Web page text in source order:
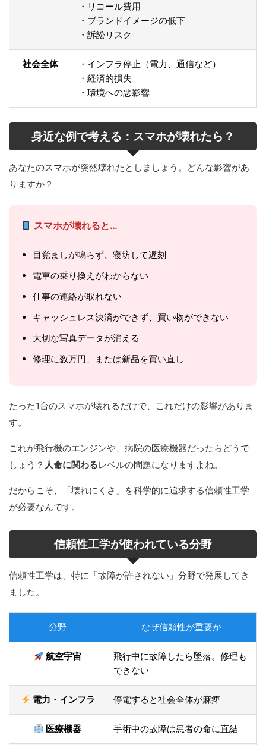
・リコール費用
・ブランドイメージの低下
・訴訟リスク
社会全体
・インフラ停止（電力、通信など）
・経済的損失
・環境への悪影響
身近な例で考える：スマホが壊れたら？
あなたのスマホが突然壊れたとしましょう。どんな影響があ
りますか？
スマホが壊れると…
目覚ましが鳴らず、寝坊して遅刻
電車の乗り換えがわからない
仕事の連絡が取れない
キャッシュレス決済ができず、買い物ができない
大切な写真データが消える
修理に数万円、または新品を買い直し
たった1台のスマホが壊れるだけで、これだけの影響がありま
す。
これが飛行機のエンジンや、病院の医療機器だったらどうで
しょう？ 人命に関わるレベルの問題になりますよね。
だからこそ、「壊れにくさ」を科学的に追求する信頼性工学
が必要なんです。
信頼性工学が使われている分野
信頼性工学は、特に「故障が許されない」分野で発展してき
ました。
分野 なぜ信頼性が重要か
航空宇宙
飛行中に故障したら墜落。修理も
できない
電力・インフラ 停電すると社会全体が麻痺
医療機器 手術中の故障は患者の命に直結